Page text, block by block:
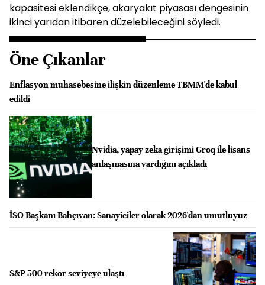
kapasitesi eklendikçe, akaryakıt piyasası dengesinin
ikinci yarıdan itibaren düzelebileceğini söyledi.
Öne Çıkanlar
Enflasyon muhasebesine ilişkin düzenleme TBMM'de kabul
edildi
Nvidia, yapay zeka girişimi Groq ile lisans
anlaşmasına vardığını açıkladı
İSO Başkanı Bahçıvan: Sanayiciler olarak 2026'dan umutluyuz
S&P 500 rekor seviyeye ulaştı